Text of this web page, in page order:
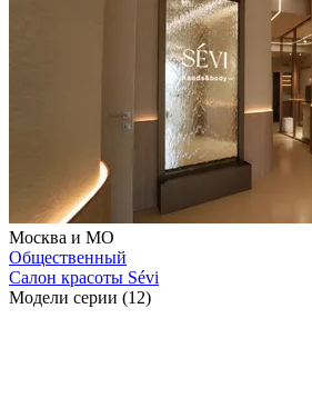
Москва и МО
Общественный
Салон красоты Sévi
Модели серии (12)